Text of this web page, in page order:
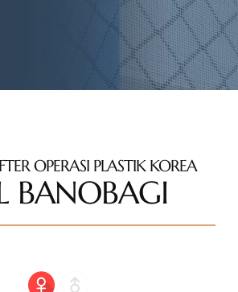
OPERASI PLASTIK KOREA
BANOBAGI